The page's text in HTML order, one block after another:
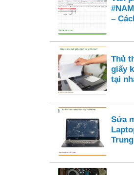
–
Thủ
giấy
tại
Sửa